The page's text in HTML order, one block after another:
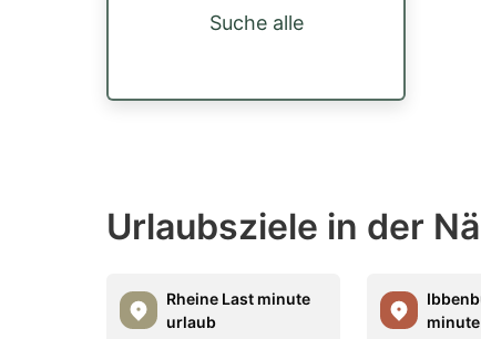
Suche alle
Urlaubsziele in der
Rheine Last minute
urlaub